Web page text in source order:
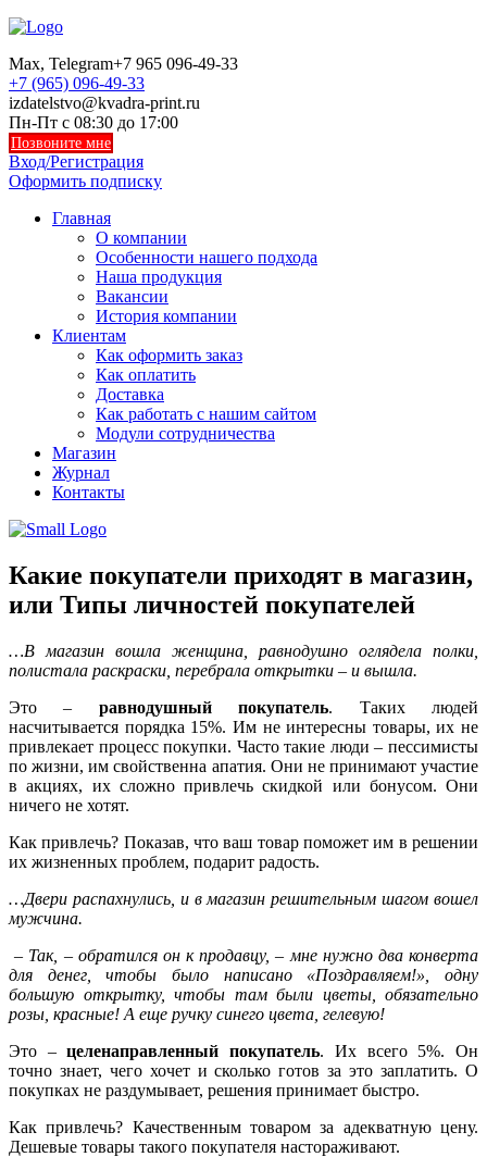
Max, Telegram+7 965 096-49-33
+7 (965) 096-49-33
izdatelstvo@kvadra-print.ru
Пн-Пт с 08:30 до 17:00
Позвоните мне
Вход/Регистрация
Оформить подписку
Главная
О компании
Особенности нашего подхода
Наша продукция
Вакансии
История компании
Клиентам
Как оформить заказ
Как оплатить
Доставка
Как работать с нашим сайтом
Модули сотрудничества
Магазин
Журнал
Контакты
Какие покупатели приходят в магазин,
или Типы личностей покупателей
…В магазин вошла женщина, равнодушно оглядела полки,
полистала раскраски, перебрала открытки – и вышла.
Это – равнодушный покупатель. Таких людей
насчитывается порядка 15%. Им не интересны товары, их не
привлекает процесс покупки. Часто такие люди – пессимисты
по жизни, им свойственна апатия. Они не принимают участие
в акциях, их сложно привлечь скидкой или бонусом. Они
ничего не хотят.
Как привлечь? Показав, что ваш товар поможет им в решении
их жизненных проблем, подарит радость.
…Двери распахнулись, и в магазин решительным шагом вошел
мужчина.
– Так, – обратился он к продавцу, – мне нужно два конверта
для денег, чтобы было написано «Поздравляем!», одну
большую открытку, чтобы там были цветы, обязательно
розы, красные! А еще ручку синего цвета, гелевую!
Это –целенаправленный покупатель. Их всего 5%. Он
точно знает, чего хочет и сколько готов за это заплатить. О
покупках не раздумывает, решения принимает быстро.
Как привлечь? Качественным товаром за адекватную цену.
Дешевые товары такого покупателя настораживают.